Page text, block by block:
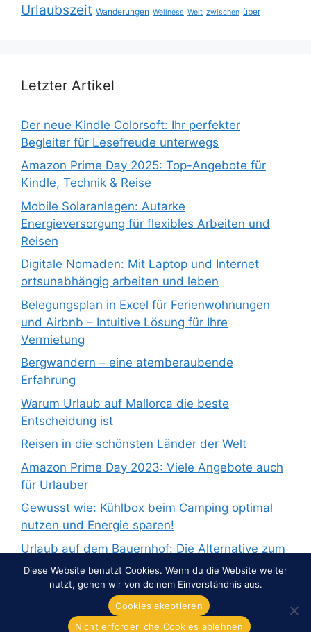
Urlaubszeit Wanderungen Wellness Welt zwischen über
Letzter Artikel
Der neue Kindle Colorsoft: Ihr perfekter
Begleiter für Lesefreude unterwegs
Amazon Prime Day 2025: Top-Angebote für
Kindle, Technik & Reise
Mobile Solaranlagen: Autarke
Energieversorgung für flexibles Arbeiten und
Reisen
Digitale Nomaden: Mit Laptop und Internet
ortsunabhängig arbeiten und leben
Belegungsplan in Excel für Ferienwohnungen
und Airbnb – Intuitive Lösung für Ihre
Vermietung
Bergwandern – eine atemberaubende
Erfahrung
Warum Urlaub auf Mallorca die beste
Entscheidung ist
Reisen in die schönsten Länder der Welt
Amazon Prime Day 2023: Viele Angebote auch
für Urlauber
Gewusst wie: Kühlbox beim Camping optimal
nutzen und Energie sparen!
Urlaub auf dem Bauernhof: Die Alternative zum
Pauschalurlaub
Diese Website benutzt Cookies. Wenn du die Website weiter
nutzt, gehen wir von deinem Einverständnis aus.
Cookies akeptieren
Nicht erforderliche Cookies ablehnen